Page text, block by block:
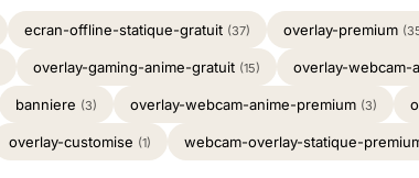
ecran-offline-statique-gratuit (37) overlay-premium
overlay-gaming-anime-gratuit (15) overlay-webcam-
banniere (3) overlay-webcam-anime-premium (3)
overlay-customise (1) webcam-overlay-statique-